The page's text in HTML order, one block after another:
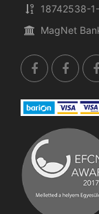
18742538-
MagNet